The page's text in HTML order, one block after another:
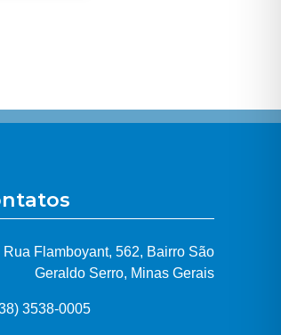
Rua Flamboyant, 562, Bairro São
Geraldo Serro, Minas Gerais
3538-0005